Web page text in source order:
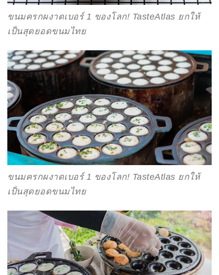
ขนมครกผงาดเบอร์ 1 ของโลก! TasteAtlas ยกให้
เป็นสุดยอดขนมไทย
ขนมครกผงาดเบอร์ 1 ของโลก! TasteAtlas ยกให้
เป็นสุดยอดขนมไทย